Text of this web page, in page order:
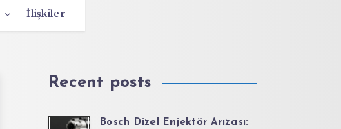
İlişkiler
Recent posts
Bosch Dizel Enjektör Arızası: